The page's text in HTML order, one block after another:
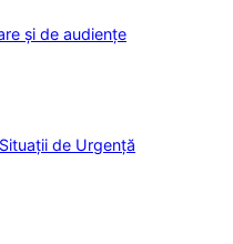
și de audiențe
de Urgență